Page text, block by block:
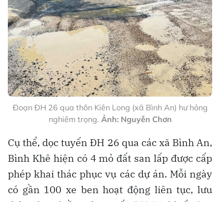
Đoạn ĐH 26 qua thôn Kiên Long (xã Bình An) hư hỏng
nghiêm trọng. Ảnh: Nguyễn Chơn
Cụ thể, dọc tuyến ĐH 26 qua các xã Bình An,
Bình Khê hiện có 4 mỏ đất san lấp được cấp
phép khai thác phục vụ các dự án. Mỗi ngày
có gần 100 xe ben hoạt động liên tục, lưu